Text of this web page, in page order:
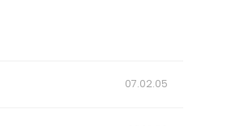
07.02.05